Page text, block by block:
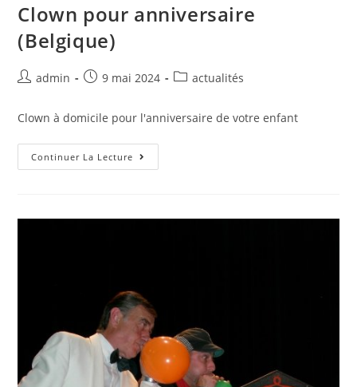
Clown pour anniversaire
(Belgique)
admin 9 mai 2024 actualités
Clown à domicile pour l'anniversaire de votre enfant
Continuer La Lecture